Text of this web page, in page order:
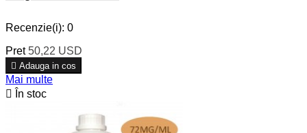
Recenzie(i): 0
Pret 50,22 USD
 Adauga in cos
Mai multe

În stoc